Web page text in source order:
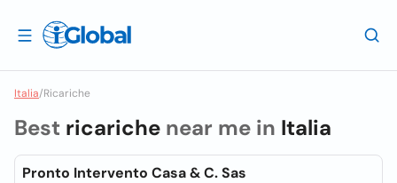
Italia/Ricariche
Best ricariche near me in Italia
Pronto Intervento Casa & C. Sas